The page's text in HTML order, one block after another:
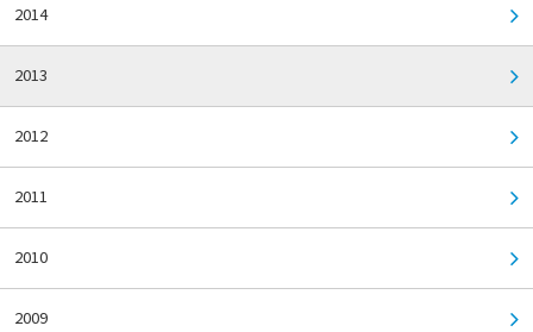
2014
2013
2012
2011
2010
2009